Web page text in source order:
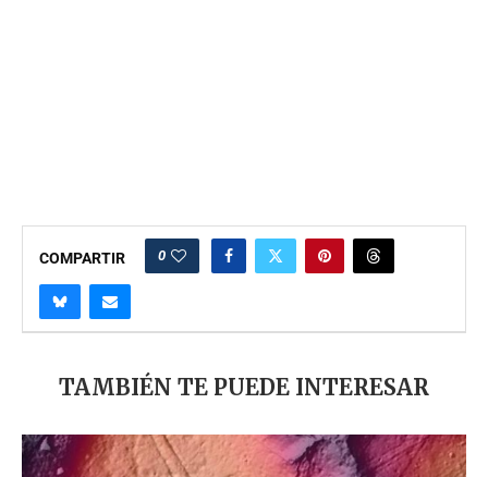
COMPARTIR 0
TAMBIÉN TE PUEDE INTERESAR